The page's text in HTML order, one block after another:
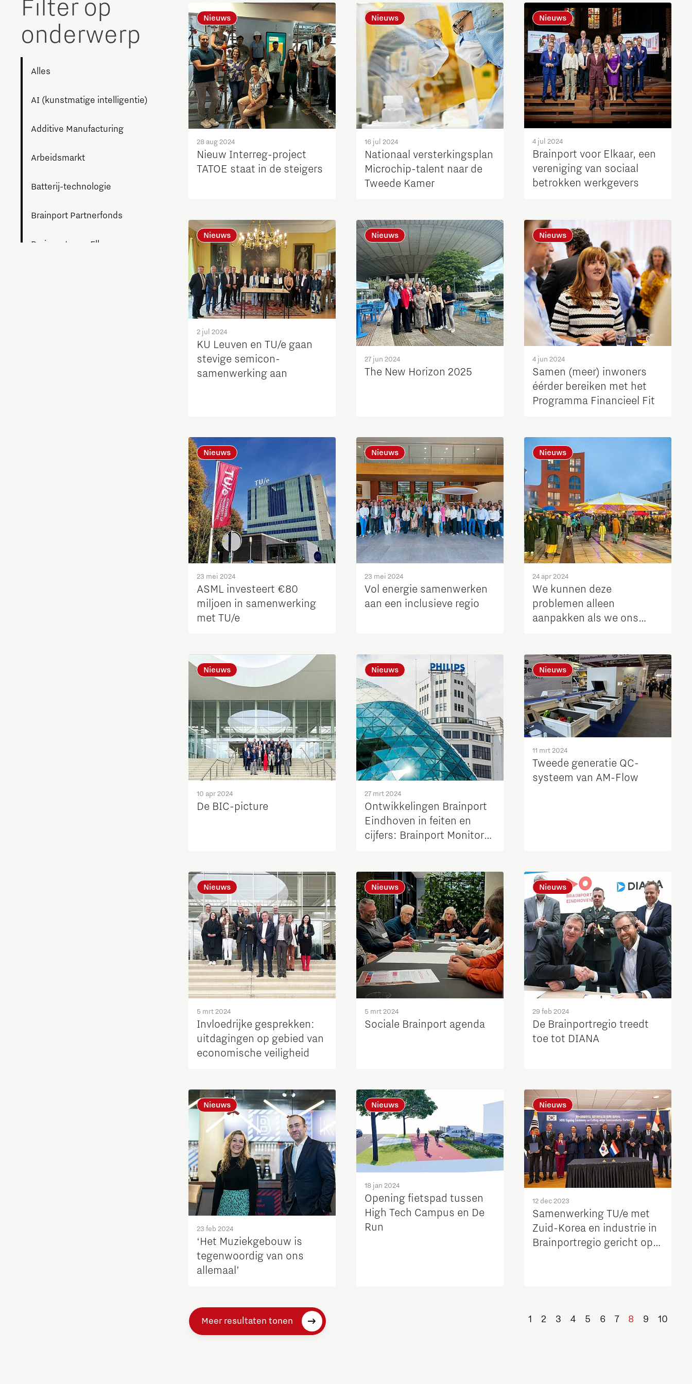
Brainport Industries Campus
High Tech Campus Eindhoven
Strijp District
TU/e Campus
Integrated Photonics Micro and nano electronics Food
Next Tech Food Factories
The Gate voor tech startups
Hoe bescherm ik mijn idee?
Brainport Networking Financials
Filter op
onderwerp
Alles
AI (kunstmatige intelligentie)
Additive Manufacturing
Arbeidsmarkt
Batterij-technologie
Brainport Partnerfonds
Brainport voor Elkaar
Nieuws
28 aug 2024
Nieuw Interreg-project
TATOE staat in de steigers
Nieuws
16 jul 2024
Nationaal versterkingsplan
Microchip-talent naar de
Tweede Kamer
Nieuws
4 jul 2024
Brainport voor Elkaar, een
vereniging van sociaal
betrokken werkgevers
Nieuws
2 jul 2024
KU Leuven en TU/e gaan
stevige semicon-
samenwerking aan
Nieuws
27 jun 2024
The New Horizon 2025
Nieuws
4 jun 2024
Samen (meer) inwoners
éérder bereiken met het
Programma Financieel Fit
Nieuws
23 mei 2024
ASML investeert €80
miljoen in samenwerking
met TU/e
Nieuws
23 mei 2024
Vol energie samenwerken
aan een inclusieve regio
Nieuws
24 apr 2024
We kunnen deze
problemen alleen
aanpakken als we ons
Nieuws
10 apr 2024
De BIC-picture
Nieuws
27 mrt 2024
Ontwikkelingen Brainport
Eindhoven in feiten en
cijfers: Brainport Monitor
Nieuws
11 mrt 2024
Tweede generatie QC-
systeem van AM-Flow
Nieuws
5 mrt 2024
Invloedrijke gesprekken:
uitdagingen op gebied van
economische veiligheid
Nieuws
5 mrt 2024
Sociale Brainport agenda
Nieuws
29 feb 2024
De Brainportregio treedt
toe tot DIANA
Nieuws
23 feb 2024
‘Het Muziekgebouw is
tegenwoordig van ons
allemaal’
Nieuws
18 jan 2024
Opening fietspad tussen
High Tech Campus en De
Run
Nieuws
12 dec 2023
Samenwerking TU/e met
Zuid-Korea en industrie in
Brainportregio gericht op
Meer resultaten tonen 1 2 3 4 5 6 7 8 9 10